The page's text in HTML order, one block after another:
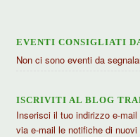
EVENTI CONSIGLIATI
Non ci sono eventi da
ISCRIVITI AL BLOG
Inserisci il tuo indirizzo e-
via e-mail le notifiche di nuovi